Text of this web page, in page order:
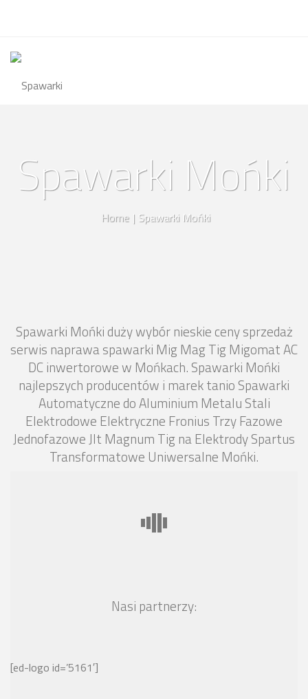
Spawarki Mońki
Home | Spawarki Mońki
Spawarki Mońki duży wybór nieskie ceny sprzedaż
serwis naprawa spawarki Mig Mag Tig Migomat AC
DC inwertorowe w Mońkach. Spawarki Mońki
najlepszych producentów i marek tanio Spawarki
Automatyczne do Aluminium Metalu Stali
Elektrodowe Elektryczne Fronius Trzy Fazowe
Jednofazowe Jlt Magnum Tig na Elektrody Spartus
Transformatowe Uniwersalne Mońki.
Nasi partnerzy:
[ed-logo id=’5161′]